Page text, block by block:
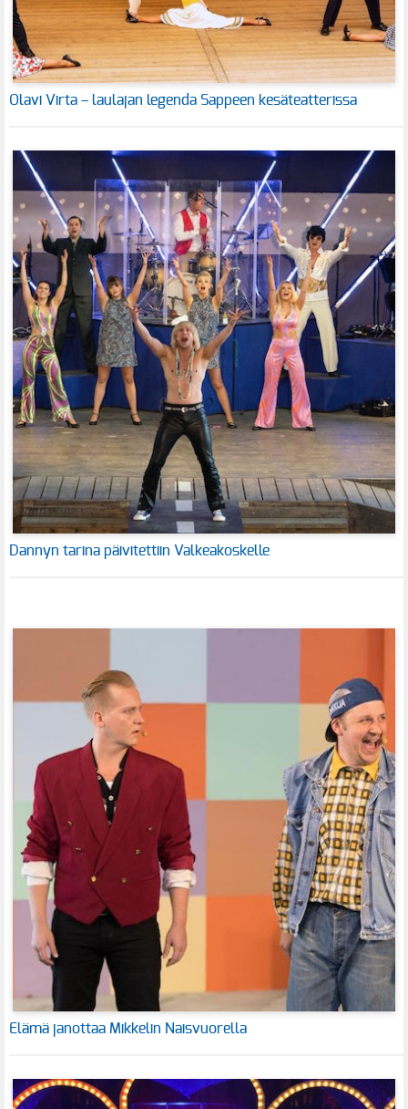
Olavi Virta – laulajan legenda Sappeen kesäteatterissa
Dannyn tarina päivitettiin Valkeakoskelle
Elämä janottaa Mikkelin Naisvuorella